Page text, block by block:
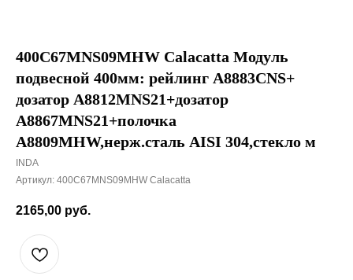
400C67MNS09MHW Calacatta Модуль
подвесной 400мм: рейлинг A8883CNS+
дозатор A8812MNS21+дозатор
A8867MNS21+полочка
A8809MHW,нерж.сталь AISI 304,стекло м
INDA
Артикул: 400C67MNS09MHW Calacatta
2165,00 руб.